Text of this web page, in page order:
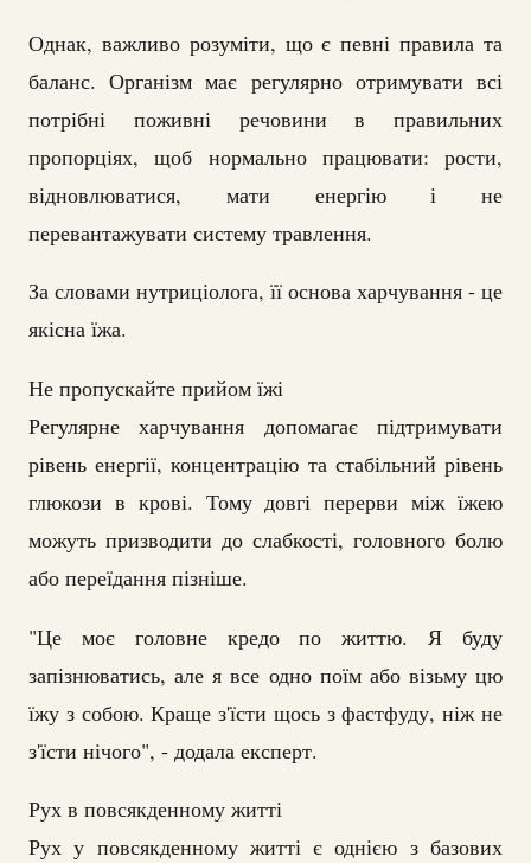
Однак, важливо розуміти, що є певні правила та
баланс. Організм має регулярно отримувати всі
потрібні поживні речовини в правильних
пропорціях, щоб нормально працювати: рости,
відновлюватися, мати енергію і не
перевантажувати систему травлення.
За словами нутриціолога, її основа харчування - це
якісна їжа.
Не пропускайте прийом їжі
Регулярне харчування допомагає підтримувати
рівень енергії, концентрацію та стабільний рівень
глюкози в крові. Тому довгі перерви між їжею
можуть призводити до слабкості, головного болю
або переїдання пізніше.
"Це моє головне кредо по життю. Я буду
запізнюватись, але я все одно поїм або візьму цю
їжу з собою. Краще з'їсти щось з фастфуду, ніж не
з'їсти нічого", - додала експерт.
Рух в повсякденному житті
Рух у повсякденному житті є однією з базових